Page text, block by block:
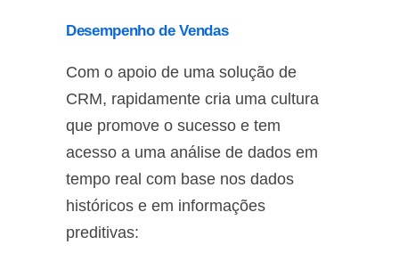
Desempenho de Vendas
Com o apoio de uma solução de
CRM, rapidamente cria uma cultura
que promove o sucesso e tem
acesso a uma análise de dados em
tempo real com base nos dados
históricos e em informações
preditivas: